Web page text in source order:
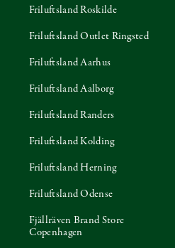
Friluftsland Roskilde
Friluftsland Outlet Ringsted
Friluftsland Aarhus
Friluftsland Aalborg
Friluftsland Randers
Friluftsland Kolding
Friluftsland Herning
Friluftsland Odense
Fjällräven Brand Store
Copenhagen